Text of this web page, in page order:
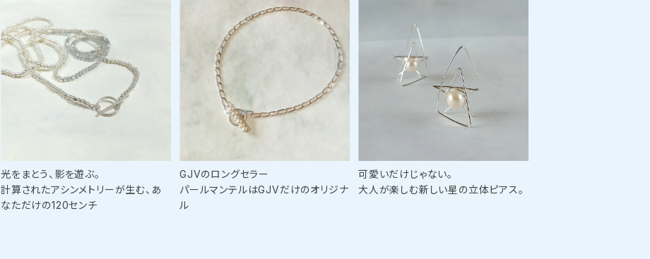
光をまとう、影を遊ぶ。
計算されたアシンメトリーが生む、あ
なただけの120センチ
GJVのロングセラー
パールマンテルはGJVだけのオリジナ
ル
可愛いだけじゃない。
大人が楽しむ新しい星の立体ピアス。